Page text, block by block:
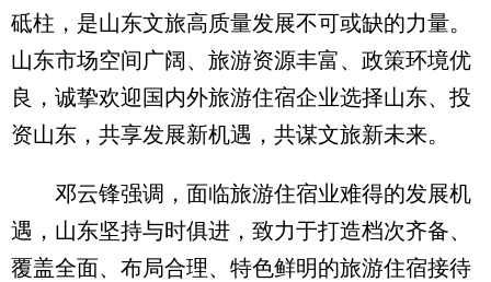
砥柱，是山东文旅高质量发展不可或缺的力量。
山东市场空间广阔、旅游资源丰富、政策环境优
良，诚挚欢迎国内外旅游住宿企业选择山东、投
资山东，共享发展新机遇，共谋文旅新未来。
邓云锋强调，面临旅游住宿业难得的发展机
遇，山东坚持与时俱进，致力于打造档次齐备、
覆盖全面、布局合理、特色鲜明的旅游住宿接待